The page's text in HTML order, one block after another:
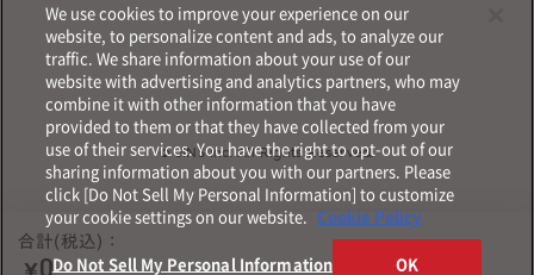
合計(税込)：
© JINS Inc. All Rights Reserved.
We use cookies to improve your experience on our
website, to personalize content and ads, to analyze our
traffic. We share information about your use of our
website with advertising and analytics partners, who may
combine it with other information that you have
provided to them or that they have collected from your
use of their services. You have the right to opt-out of our
sharing information about you with our partners. Please
click [Do Not Sell My Personal Information] to customize
your cookie settings on our website. Cookie Policy
Do Not Sell My Personal Information OK